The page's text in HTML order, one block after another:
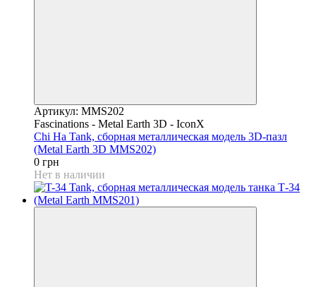
Артикул: MMS202
Fascinations - Metal Earth 3D - IconX
Chi Ha Tank, сборная металлическая модель 3D-пазл
(Metal Earth 3D MMS202)
0 грн
Нет в наличии